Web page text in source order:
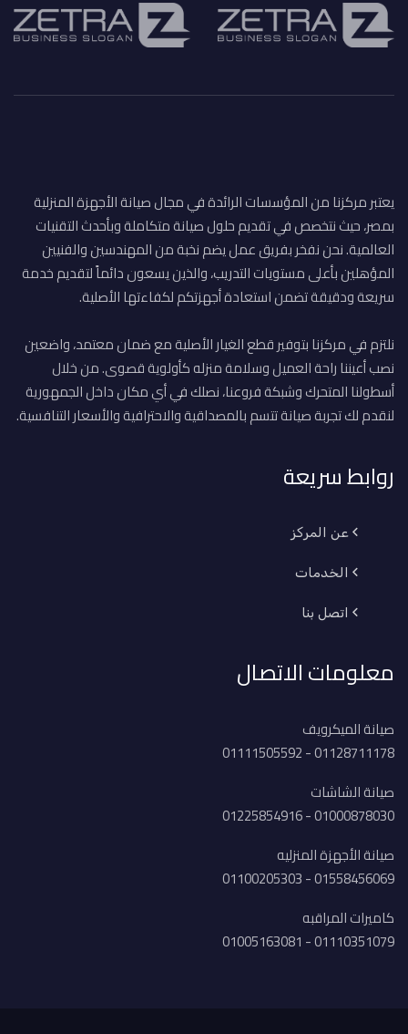
يعتبر مركزنا من المؤسسات الرائدة في مجال صيانة الأجهزة المنزلية
بمصر، حيث نتخصص في تقديم حلول صيانة متكاملة وبأحدث التقنيات
العالمية. نحن نفخر بفريق عمل يضم نخبة من المهندسين والفنيين
المؤهلين بأعلى مستويات التدريب، والذين يسعون دائماً لتقديم خدمة
سريعة ودقيقة تضمن استعادة أجهزتكم لكفاءتها الأصلية.
نلتزم في مركزنا بتوفير قطع الغيار الأصلية مع ضمان معتمد، واضعين
نصب أعيننا راحة العميل وسلامة منزله كأولوية قصوى. من خلال
أسطولنا المتحرك وشبكة فروعنا، نصلك في أي مكان داخل الجمهورية
لنقدم لك تجربة صيانة تتسم بالمصداقية والاحترافية والأسعار التنافسية.
روابط سريعة
عن المركز
الخدمات
اتصل بنا
معلومات الاتصال
صيانة الميكرويف
01128711178 - 01111505592
صيانة الشاشات
01000878030 - 01225854916
صيانة الأجهزة المنزليه
01558456069 - 01100205303
كاميرات المراقبه
01110351079 - 01005163081